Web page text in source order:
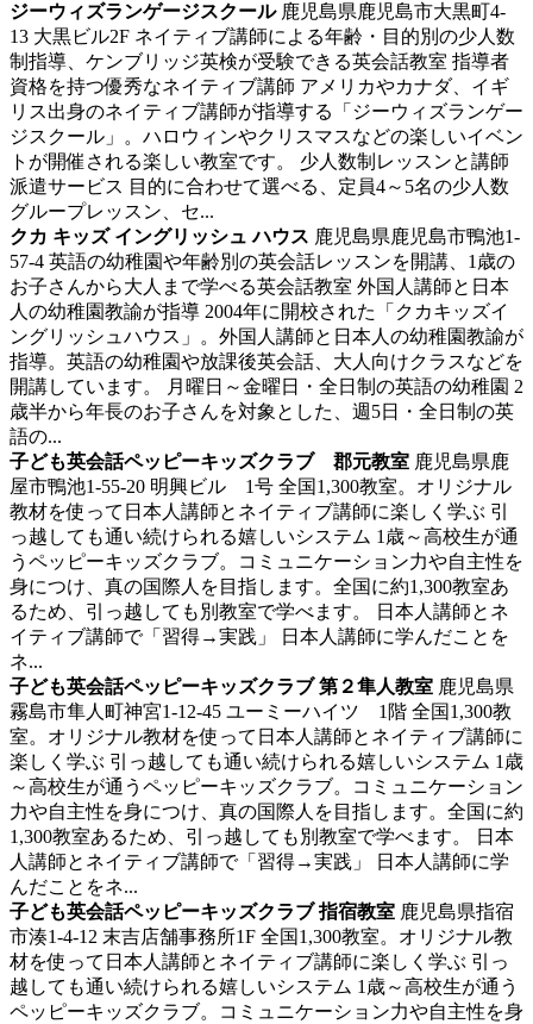
ジーウィズランゲージスクール鹿児島県鹿児島市大黒町4-
13 大黒ビル2F ネイティブ講師による年齢・目的別の少人数
制指導、ケンブリッジ英検が受験できる英会話教室 指導者
資格を持つ優秀なネイティブ講師 アメリカやカナダ、イギ
リス出身のネイティブ講師が指導する「ジーウィズランゲー
ジスクール」。ハロウィンやクリスマスなどの楽しいイベン
トが開催される楽しい教室です。 少人数制レッスンと講師
派遣サービス 目的に合わせて選べる、定員4～5名の少人数
グループレッスン、セ...
クカ キッズ イングリッシュ ハウス 鹿児島県鹿児島市鴨池1-
57-4 英語の幼稚園や年齢別の英会話レッスンを開講、1歳の
お子さんから大人まで学べる英会話教室 外国人講師と日本
人の幼稚園教諭が指導 2004年に開校された「クカキッズイ
ングリッシュハウス」。外国人講師と日本人の幼稚園教諭が
指導。英語の幼稚園や放課後英会話、大人向けクラスなどを
開講しています。 月曜日～金曜日・全日制の英語の幼稚園 2
歳半から年長のお子さんを対象とした、週5日・全日制の英
語の...
子ども英会話ペッピーキッズクラブ 郡元教室 鹿児島県鹿
屋市鴨池1-55-20 明興ビル 1号 全国1,300教室。オリジナル
教材を使って日本人講師とネイティブ講師に楽しく学ぶ 引
っ越しても通い続けられる嬉しいシステム 1歳～高校生が通
うペッピーキッズクラブ。コミュニケーション力や自主性を
身につけ、真の国際人を目指します。全国に約1,300教室あ
るため、引っ越しても別教室で学べます。 日本人講師とネ
イティブ講師で「習得→実践」 日本人講師に学んだことを
ネ...
子ども英会話ペッピーキッズクラブ 第２隼人教室 鹿児島県
霧島市隼人町神宮1-12-45 ユーミーハイツ 1階 全国1,300教
室。オリジナル教材を使って日本人講師とネイティブ講師に
楽しく学ぶ 引っ越しても通い続けられる嬉しいシステム 1歳
～高校生が通うペッピーキッズクラブ。コミュニケーション
力や自主性を身につけ、真の国際人を目指します。全国に約
1,300教室あるため、引っ越しても別教室で学べます。 日本
人講師とネイティブ講師で「習得→実践」 日本人講師に学
んだことをネ...
子ども英会話ペッピーキッズクラブ 指宿教室 鹿児島県指宿
市湊1-4-12 末吉店舗事務所1F 全国1,300教室。オリジナル教
材を使って日本人講師とネイティブ講師に楽しく学ぶ 引っ
越しても通い続けられる嬉しいシステム 1歳～高校生が通う
ペッピーキッズクラブ。コミュニケーション力や自主性を身